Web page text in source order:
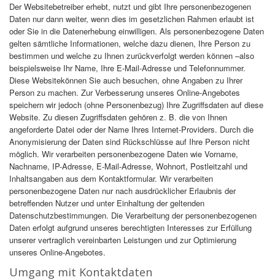
Der Websitebetreiber erhebt, nutzt und gibt Ihre personenbezogenen
Daten nur dann weiter, wenn dies im gesetzlichen Rahmen erlaubt ist
oder Sie in die Datenerhebung einwilligen. Als personenbezogene Daten
gelten sämtliche Informationen, welche dazu dienen, Ihre Person zu
bestimmen und welche zu Ihnen zurückverfolgt werden können –also
beispielsweise Ihr Name, Ihre E-Mail-Adresse und Telefonnummer.
Diese Websitekönnen Sie auch besuchen, ohne Angaben zu Ihrer
Person zu machen. Zur Verbesserung unseres Online-Angebotes
speichern wir jedoch (ohne Personenbezug) Ihre Zugriffsdaten auf diese
Website. Zu diesen Zugriffsdaten gehören z. B. die von Ihnen
angeforderte Datei oder der Name Ihres Internet-Providers. Durch die
Anonymisierung der Daten sind Rückschlüsse auf Ihre Person nicht
möglich. Wir verarbeiten personenbezogene Daten wie Vorname,
Nachname, IP-Adresse, E-Mail-Adresse, Wohnort, Postleitzahl und
Inhaltsangaben aus dem Kontaktformular. Wir verarbeiten
personenbezogene Daten nur nach ausdrücklicher Erlaubnis der
betreffenden Nutzer und unter Einhaltung der geltenden
Datenschutzbestimmungen. Die Verarbeitung der personenbezogenen
Daten erfolgt aufgrund unseres berechtigten Interesses zur Erfüllung
unserer vertraglich vereinbarten Leistungen und zur Optimierung
unseres Online-Angebotes.
Umgang mit Kontaktdaten